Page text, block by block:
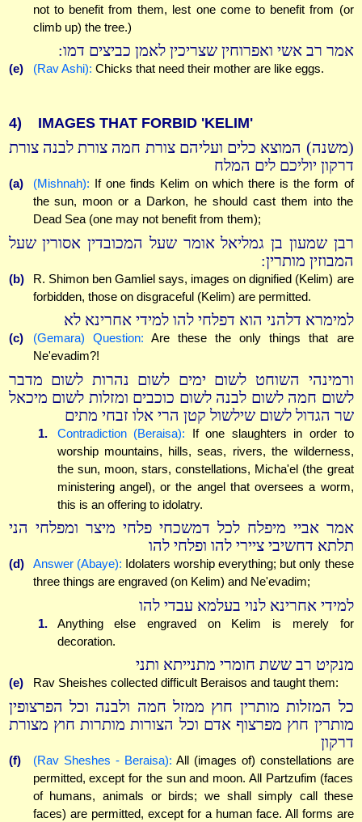
not to benefit from them, lest one come to benefit from (or
climb up) the tree.)
אמר רב אשי ואפרוחין שצריכין לאמן כביצים דמו:
(e) (Rav Ashi): Chicks that need their mother are like eggs.
4) IMAGES THAT FORBID 'KELIM'
(משנה) המוצא כלים ועליהם צורת חמה צורת לבנה צורת
דרקון יוליכם לים המלח
(a) (Mishnah): If one finds Kelim on which there is the form of
the sun, moon or a Darkon, he should cast them into the
Dead Sea (one may not benefit from them);
רבן שמעון בן גמליאל אומר שעל המכובדין אסורין שעל
המבוזין מותרין:
(b)
R. Shimon ben Gamliel says, images on dignified (Kelim) are
forbidden, those on disgraceful (Kelim) are permitted.
למימרא דלהני הוא דפלחי להו למידי אחרינא לא
(c) (Gemara) Question: Are these the only things that are
Ne'evadim?!
ורמינהי השוחט לשום ימים לשום נהרות לשום מדבר
לשום חמה לשום לבנה לשום כוכבים ומזלות לשום מיכאל
שר הגדול לשום שילשול קטן הרי אלו זבחי מתים
1. Contradiction (Beraisa): If one slaughters in order to
worship mountains, hills, seas, rivers, the wilderness,
the sun, moon, stars, constellations, Micha'el (the great
ministering angel), or the angel that oversees a worm,
this is an offering to idolatry.
אמר אביי מיפלח לכל דמשכחי פלחי מיצר ומפלחי הני
תלתא דחשיבי ציירי להו ופלחי להו
(d) Answer (Abaye): Idolaters worship everything; but only these
three things are engraved (on Kelim) and Ne'evadim;
למידי אחרינא לנוי בעלמא עבדי להו
1.
Anything else engraved on Kelim is merely for
decoration.
מנקיט רב ששת חומרי מתנייתא ותני
(e) Rav Sheishes collected difficult Beraisos and taught them:
כל המזלות מותרין חוץ ממזל חמה ולבנה וכל הפרצופין
מותרין חוץ מפרצוף אדם וכל הצורות מותרות חוץ מצורת
דרקון
(f) (Rav Sheshes - Beraisa): All (images of) constellations are
permitted, except for the sun and moon. All Partzufim (faces
of humans, animals or birds; we shall simply call these
faces) are permitted, except for a human face. All forms are